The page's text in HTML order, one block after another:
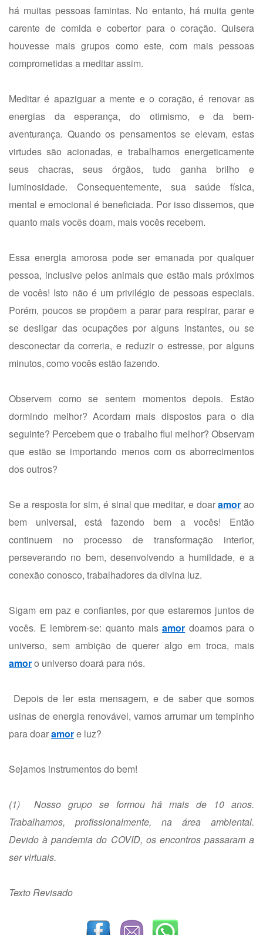
há muitas pessoas famintas. No entanto, há muita gente
carente de comida e cobertor para o coração. Quisera
houvesse mais grupos como este, com mais pessoas
comprometidas a meditar assim.
Meditar é apaziguar a mente e o coração, é renovar as
energias da esperança, do otimismo, e da bem-
aventurança. Quando os pensamentos se elevam, estas
virtudes são acionadas, e trabalhamos energeticamente
seus chacras, seus órgãos, tudo ganha brilho e
luminosidade. Consequentemente, sua saúde física,
mental e emocional é beneficiada. Por isso dissemos, que
quanto mais vocês doam, mais vocês recebem.
Essa energia amorosa pode ser emanada por qualquer
pessoa, inclusive pelos animais que estão mais próximos
de vocês! Isto não é um privilégio de pessoas especiais.
Porém, poucos se propõem a parar para respirar, parar e
se desligar das ocupações por alguns instantes, ou se
desconectar da correria, e reduzir o estresse, por alguns
minutos, como vocês estão fazendo.
Observem como se sentem momentos depois. Estão
dormindo melhor? Acordam mais dispostos para o dia
seguinte? Percebem que o trabalho flui melhor? Observam
que estão se importando menos com os aborrecimentos
dos outros?
Se a resposta for sim, é sinal que meditar, e doaramor ao
bem universal, está fazendo bem a vocês! Então
continuem no processo de transformação interior,
perseverando no bem, desenvolvendo a humildade, e a
conexão conosco, trabalhadores da divina luz.
Sigam em paz e confiantes, por que estaremos juntos de
vocês. E lembrem-se: quanto maisamor doamos para o
universo, sem ambição de querer algo em troca, mais
amoro universo doará para nós.
Depois de ler esta mensagem, e de saber que somos
usinas de energia renovável, vamos arrumar um tempinho
para doaramore luz?
Sejamos instrumentos do bem!
(1) Nosso grupo se formou há mais de 10 anos.
Trabalhamos, profissionalmente, na área ambiental.
Devido à pandemia do COVID, os encontros passaram a
ser virtuais.
Texto Revisado